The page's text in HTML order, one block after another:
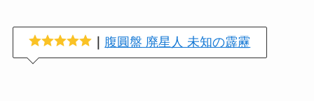
腹圓盤 廃星人 未知の霹靂